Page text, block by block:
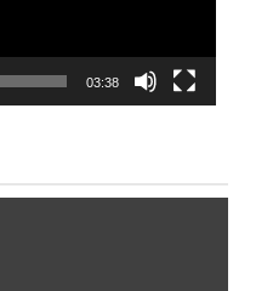
03:38